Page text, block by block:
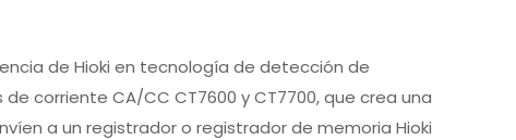
de Hioki en tecnología de detección de
corriente CA/CC CT7600 y CT7700, que crea una
a un registrador o registrador de memoria Hioki